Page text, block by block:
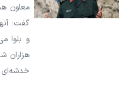
معاون
گفت:
و بلوا
هزاران
خدشه‌ای